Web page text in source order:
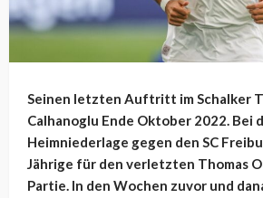
Seinen letzten Auftritt im Schalker
Calhanoglu Ende Oktober 2022. Bei
Heimniederlage gegen den SC
Jährige für den verletzten Thomas
Partie. In den Wochen zuvor und